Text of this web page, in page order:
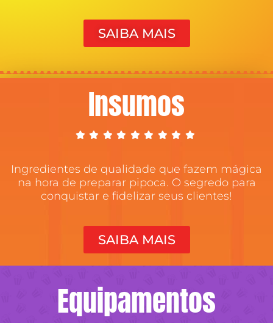
SAIBA MAIS
Insumos
Ingredientes de qualidade que fazem mágica
na hora de preparar pipoca. O segredo para
conquistar e fidelizar seus clientes!
SAIBA MAIS
Equipamentos